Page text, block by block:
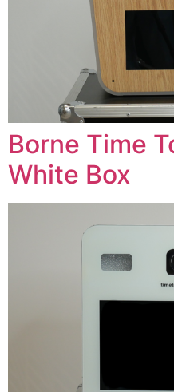
Borne Time
White Box